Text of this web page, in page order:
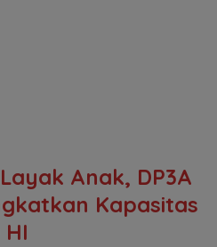
Anak, DP3A
Kapasitas